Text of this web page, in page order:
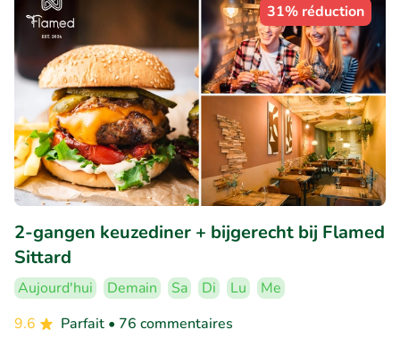
31% réduction
2-gangen keuzediner + bijgerecht bij Flamed
Sittard
Aujourd'hui Demain Sa Di Lu
Me
9.6
Parfait • 76 commentaires